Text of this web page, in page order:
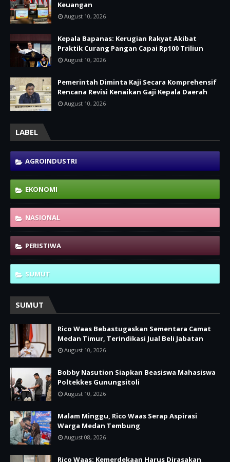
Keuangan
August 10, 2026
Kepala Bapanas: Kerugian Rakyat Akibat
Praktik Curang Pangan Capai Rp100 Triliun
August 10, 2026
Pemerintah Diminta Kaji Secara Komprehensif
Rencana Revisi Kenaikan Gaji Kepala Daerah
August 10, 2026
LABEL
AGROINDUSTRI
EKONOMI
NASIONAL
PERISTIWA
SUMUT
SUMUT
Rico Waas Bebastugaskan Sementara Camat
Medan Timur, Terindikasi Jual Beli Jabatan
August 10, 2026
Bobby Nasution Siapkan Beasiswa Mahasiswa
Poltekkes Gunungsitoli
August 10, 2026
Malam Minggu, Rico Waas Serap Aspirasi
Warga Medan Tembung
August 08, 2026
Rico Waas: Kemerdekaan Harus Dirasakan